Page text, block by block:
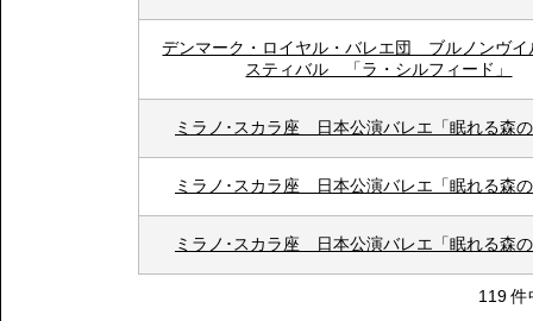
デンマーク・ロイヤル・バレエ団 ブルノンヴイ
スティバル 「ラ・シルフィード」
ミラノ･スカラ座 日本公演バレエ「眠れる森
ミラノ･スカラ座 日本公演バレエ「眠れる森
ミラノ･スカラ座 日本公演バレエ「眠れる森
119 件